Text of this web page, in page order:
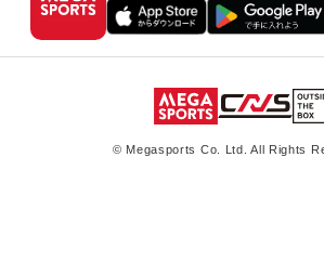
© Megasports Co. Ltd. All Rights